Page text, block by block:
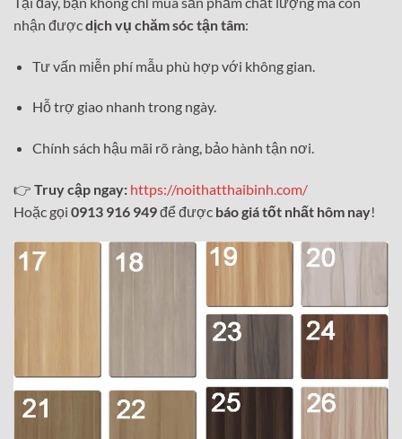
nhận đượcdịch vụ chăm sóc tận tâm:
Tư vấn miễn phí mẫu phù hợp với không gian.
Hỗ trợ giao nhanh trong ngày.
Chính sách hậu mãi rõ ràng, bảo hành tận nơi.
👉 Truy cập ngay: https://noithatthaibinh.com/
Hoặc gọi 0913 916 949để được báo giá tốt nhất hôm nay!